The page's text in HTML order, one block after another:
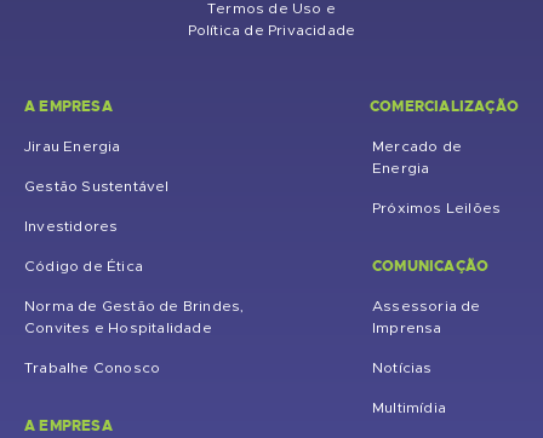
Termos de Uso e
Política de Privacidade
A EMPRESA
Jirau Energia
Gestão Sustentável
Investidores
Código de Ética
Norma de Gestão de Brindes,
Convites e Hospitalidade
Trabalhe Conosco
A EMPRESA
COMERCIALIZAÇÃO
Mercado de
Energia
Próximos Leilões
COMUNICAÇÃO
Assessoria de
Imprensa
Notícias
Multimídia